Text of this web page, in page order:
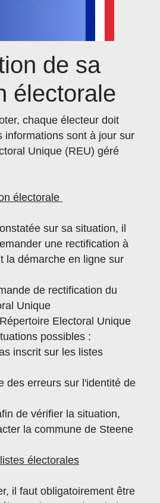
de sa
électorale
chaque électeur doit
informations sont à jour sur
Unique (REU) géré
électorale
sur sa situation, il
une rectification à
la démarche en ligne sur
de rectification du
Unique
Electoral Unique
possibles :
inscrit sur les listes
des erreurs sur l'identité de
de vérifier la situation,
la commune de Steene
électorales
il faut obligatoirement être